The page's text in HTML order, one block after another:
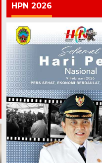
Polri vs Kejagung: Ketika
Penegak Hukum Saling
HPN 2026